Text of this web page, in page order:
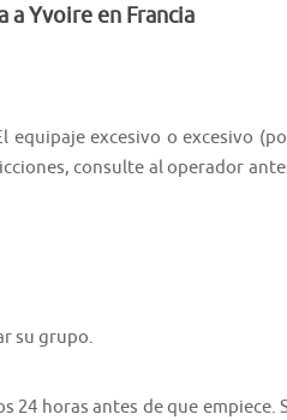
Yvoire en Francia
equipaje excesivo o excesivo
consulte al operador
su grupo.
24 horas antes de que empiece.